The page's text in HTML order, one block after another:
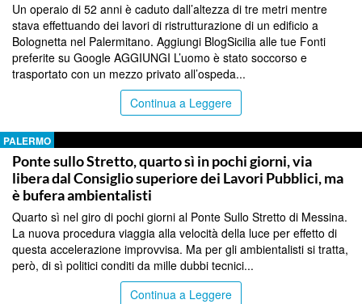
Un operaio di 52 anni è caduto dall’altezza di tre metri mentre
stava effettuando dei lavori di ristrutturazione di un edificio a
Bolognetta nel Palermitano. Aggiungi BlogSicilia alle tue Fonti
preferite su Google AGGIUNGI L’uomo è stato soccorso e
trasportato con un mezzo privato all’ospeda...
Continua a Leggere
PALERMO
Ponte sullo Stretto, quarto sì in pochi giorni, via
libera dal Consiglio superiore dei Lavori Pubblici, ma
è bufera ambientalisti
Quarto sì nel giro di pochi giorni al Ponte Sullo Stretto di Messina.
La nuova procedura viaggia alla velocità della luce per effetto di
questa accelerazione improvvisa. Ma per gli ambientalisti si tratta,
però, di sì politici conditi da mille dubbi tecnici...
Continua a Leggere